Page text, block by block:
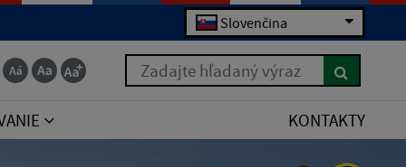
Slovenčina
Zadajte hľadaný výraz
KONTAKTY